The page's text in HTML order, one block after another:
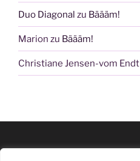
Duo Diagonal zu Bäääm!
Marion zu Bäääm!
Christiane Jensen-vom Endt